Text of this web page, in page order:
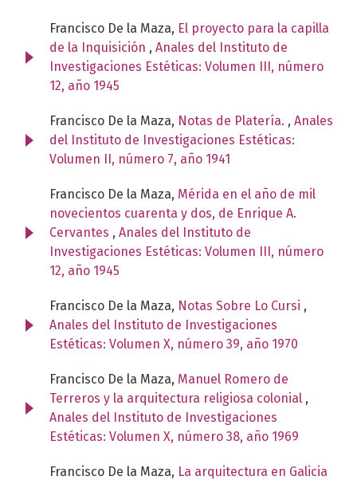
Francisco De la Maza, El proyecto para la capilla
de la Inquisición , Anales del Instituto de
Investigaciones Estéticas: Volumen III, número
12, año 1945
Francisco De la Maza, Notas de Platería. , Anales
del Instituto de Investigaciones Estéticas:
Volumen II, número 7, año 1941
Francisco De la Maza, Mérida en el año de mil
novecientos cuarenta y dos, de Enrique A.
Cervantes , Anales del Instituto de
Investigaciones Estéticas: Volumen III, número
12, año 1945
Francisco De la Maza, Notas Sobre Lo Cursi ,
Anales del Instituto de Investigaciones
Estéticas: Volumen X, número 39, año 1970
Francisco De la Maza, Manuel Romero de
Terreros y la arquitectura religiosa colonial ,
Anales del Instituto de Investigaciones
Estéticas: Volumen X, número 38, año 1969
Francisco De la Maza, La arquitectura en Galicia